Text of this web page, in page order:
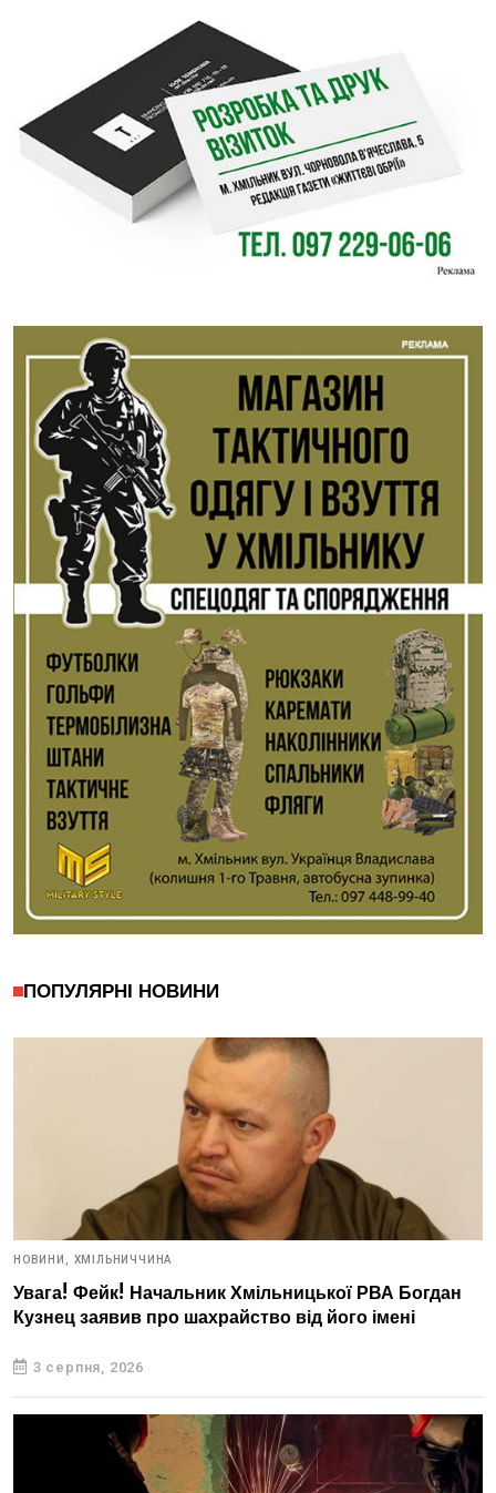
ПОПУЛЯРНІ НОВИНИ
НОВИНИ, ХМІЛЬНИЧЧИНА
Увага! Фейк! Начальник Хмільницької РВА Богдан
Кузнец заявив про шахрайство від його імені
3 серпня, 2026